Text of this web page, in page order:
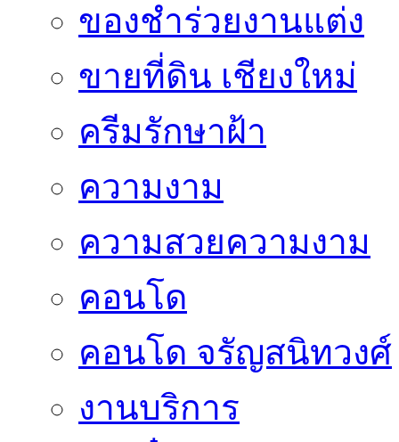
ของชำร่วยงานแต่ง
ขายที่ดิน เชียงใหม่
ครีมรักษาฝ้า
ความงาม
ความสวยความงาม
คอนโด
คอนโด จรัญสนิทวงศ์
งานบริการ